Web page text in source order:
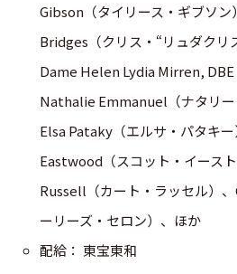
Gibson（タイリース・ギブソン
Bridges（クリス・“リュダクリ
Dame Helen Lydia Mirren, DBE
Nathalie Emmanuel（ナタリー
Elsa Pataky（エルサ・パタキ
Eastwood（スコット・イース
Russell（カート・ラッセル）
ーリーズ・セロン）、ほか
配給： 東宝東和